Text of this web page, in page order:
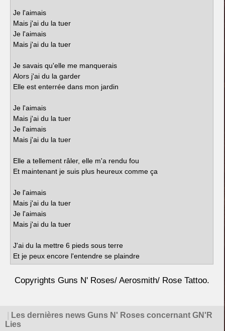
Je l'aimais
Mais j'ai du la tuer
Je l'aimais
Mais j'ai du la tuer
Je savais qu'elle me manquerais
Alors j'ai du la garder
Elle est enterrée dans mon jardin
Je l'aimais
Mais j'ai du la tuer
Je l'aimais
Mais j'ai du la tuer
Elle a tellement râler, elle m'a rendu fou
Et maintenant je suis plus heureux comme ça
Je l'aimais
Mais j'ai du la tuer
Je l'aimais
Mais j'ai du la tuer
J'ai du la mettre 6 pieds sous terre
Et je peux encore l'entendre se plaindre
Copyrights Guns N' Roses/ Aerosmith/ Rose Tattoo.
Les dernières news Guns N' Roses concernant GN'R
Lies